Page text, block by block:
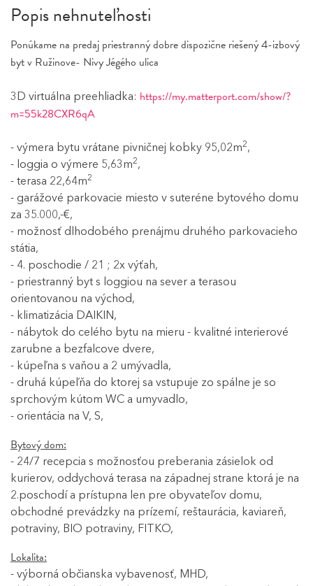
Popis nehnuteľnosti
Ponúkame na predaj priestranný dobre dispozične riešený 4-izbový
byt v Ružinove- Nivy Jégého ulica
3D virtuálna preehliadka: https://my.matterport.com/show/?
m=55k28CXR6qA
- výmera bytu vrátane pivničnej kobky 95,02m2,
- loggia o výmere 5,63m2,
- terasa 22,64m2
- garážové parkovacie miesto v suteréne bytového domu
za 35.000,-€,
- možnosť dlhodobého prenájmu druhého parkovacieho
státia,
- 4. poschodie / 21 ; 2x výťah,
- priestranný byt s loggiou na sever a terasou
orientovanou na východ,
- klimatizácia DAIKIN,
- nábytok do celého bytu na mieru - kvalitné interierové
zarubne a bezfalcove dvere,
- kúpeľna s vaňou a 2 umývadla,
- druhá kúpeľňa do ktorej sa vstupuje zo spálne je so
sprchovým kútom WC a umyvadlo,
- orientácia na V, S,
Bytový dom:
- 24/7 recepcia s možnosťou preberania zásielok od
kurierov, oddychová terasa na západnej strane ktorá je na
2.poschodí a prístupna len pre obyvateľov domu,
obchodné prevádzky na prízemí, reštaurácia, kaviareň,
potraviny, BIO potraviny, FITKO,
Lokalita:
- výborná občianska vybavenosť, MHD,